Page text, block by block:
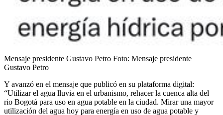
Mensaje presidente Gustavo Petro Foto: Mensaje presidente
Gustavo Petro
Y avanzó en el mensaje que publicó en su plataforma digital:
“Utilizar el agua lluvia en el urbanismo, rehacer la cuenca alta del
rio Bogotá para uso en agua potable en la ciudad. Mirar una mayor
utilización del agua hoy para energía en uso de agua potable y